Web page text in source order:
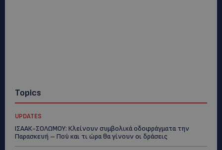
Topics
UPDATES
ΙΣΑΑΚ-ΣΟΛΩΜΟΥ: Κλείνουν συμβολικά οδοφράγματα την
Παρασκευή – Πού και τι ώρα θα γίνουν οι δράσεις